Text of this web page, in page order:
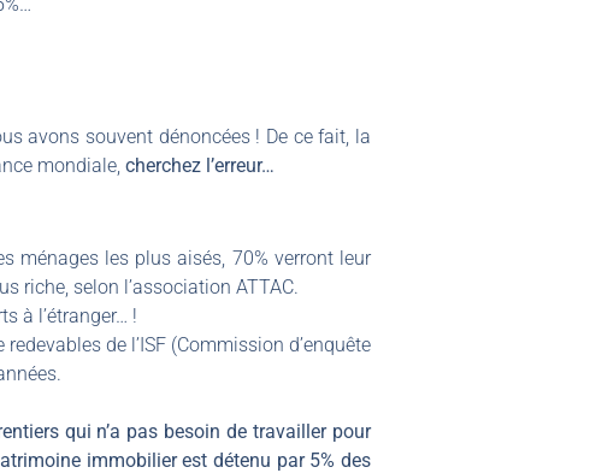
avons souvent dénoncées ! De ce fait, la
mondiale, cherchez l’erreur…
ménages les plus aisés, 70% verront leur
riche, selon l’association ATTAC.
à l’étranger… !
de l’ISF (Commission d’enquête
qui n’a pas besoin de travailler pour
immobilier est détenu par 5% des